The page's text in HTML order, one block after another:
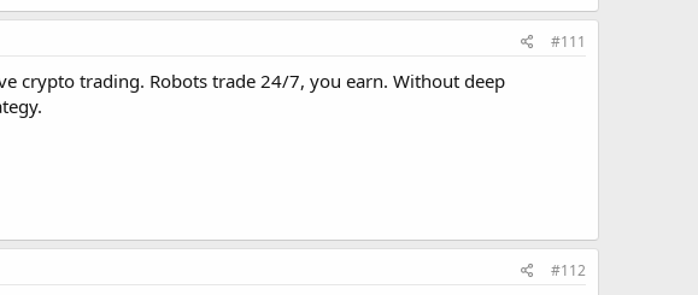
#111
crypto trading. Robots trade 24/7, you earn. Without deep
#112